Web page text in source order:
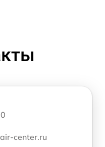
center.ru